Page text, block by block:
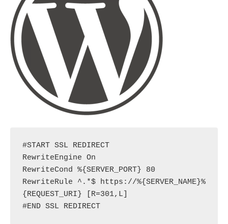
#START SSL REDIRECT
RewriteEngine On
RewriteCond %{SERVER_PORT} 80
RewriteRule ^.*$ https://%{SERVER_NAME}%
{REQUEST_URI} [R=301,L]
#END SSL REDIRECT